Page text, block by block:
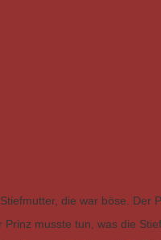
die war böse. Der
musste tun, was die